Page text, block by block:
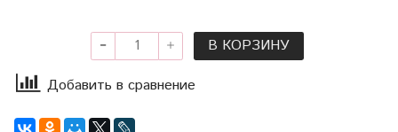
В КОРЗИНУ
Добавить в сравнение